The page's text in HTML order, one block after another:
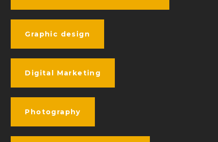
Graphic design
Digital Marketing
Photography